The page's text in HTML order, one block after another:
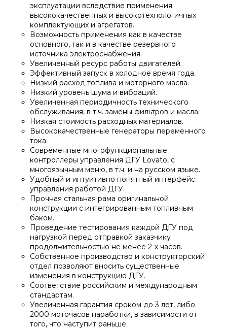
эксплуатации вследствие применения
высококачественных и высокотехнологичных
комплектующих и агрегатов.
Возможность применения как в качестве
основного, так и в качестве резервного
источника электроснабжения.
Увеличенный ресурс работы двигателей.
Эффективный запуск в холодное время года.
Низкий расход топлива и моторного масла.
Низкий уровень шума и вибраций.
Увеличенная периодичность технического
обслуживания, в т.ч. замены фильтров и масла.
Низкая стоимость расходных материалов.
Высококачественные генераторы переменного
тока.
Современные многофункциональные
контроллеры управления ДГУ Lovato, с
многоязычным меню, в т.ч. и на русском языке.
Удобный и интуитивно понятный интерфейс
управления работой ДГУ.
Прочная стальная рама оригинальной
конструкции с интегрированным топливным
баком.
Проведение тестирования каждой ДГУ под
нагрузкой перед отправкой заказчику
продолжительностью не менее 2-х часов.
Собственное производство и конструкторский
отдел позволяют вносить существенные
изменения в конструкцию ДГУ.
Соответствие российским и международным
стандартам.
Увеличенная гарантия сроком до 3 лет, либо
2000 моточасов наработки, в зависимости от
того, что наступит раньше.